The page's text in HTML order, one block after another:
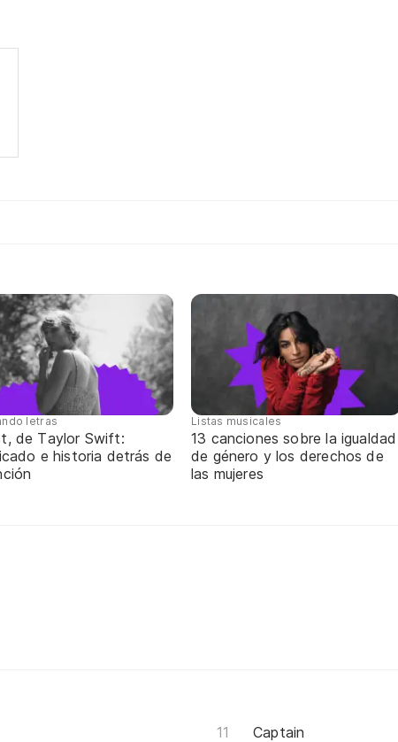
letras
de Taylor Swift:
e historia detrás de
Listas musicales
13 canciones sobre la igualdad
de género y los derechos de
las mujeres
Captain